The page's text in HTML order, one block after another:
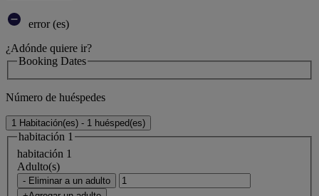
error (es)
¿Adónde quiere ir?
Booking Dates
Número de huéspedes
1 Habitación(es) - 1 huésped(es)
habitación 1
habitación 1
Adulto(s)
- Eliminar a un adulto